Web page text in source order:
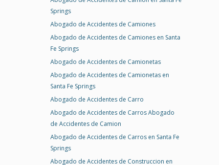
Springs
Abogado de Accidentes de Camiones
Abogado de Accidentes de Camiones en Santa
Fe Springs
Abogado de Accidentes de Camionetas
Abogado de Accidentes de Camionetas en
Santa Fe Springs
Abogado de Accidentes de Carro
Abogado de Accidentes de Carros Abogado
de Accidentes de Camion
Abogado de Accidentes de Carros en Santa Fe
Springs
Abogado de Accidentes de Construccion en